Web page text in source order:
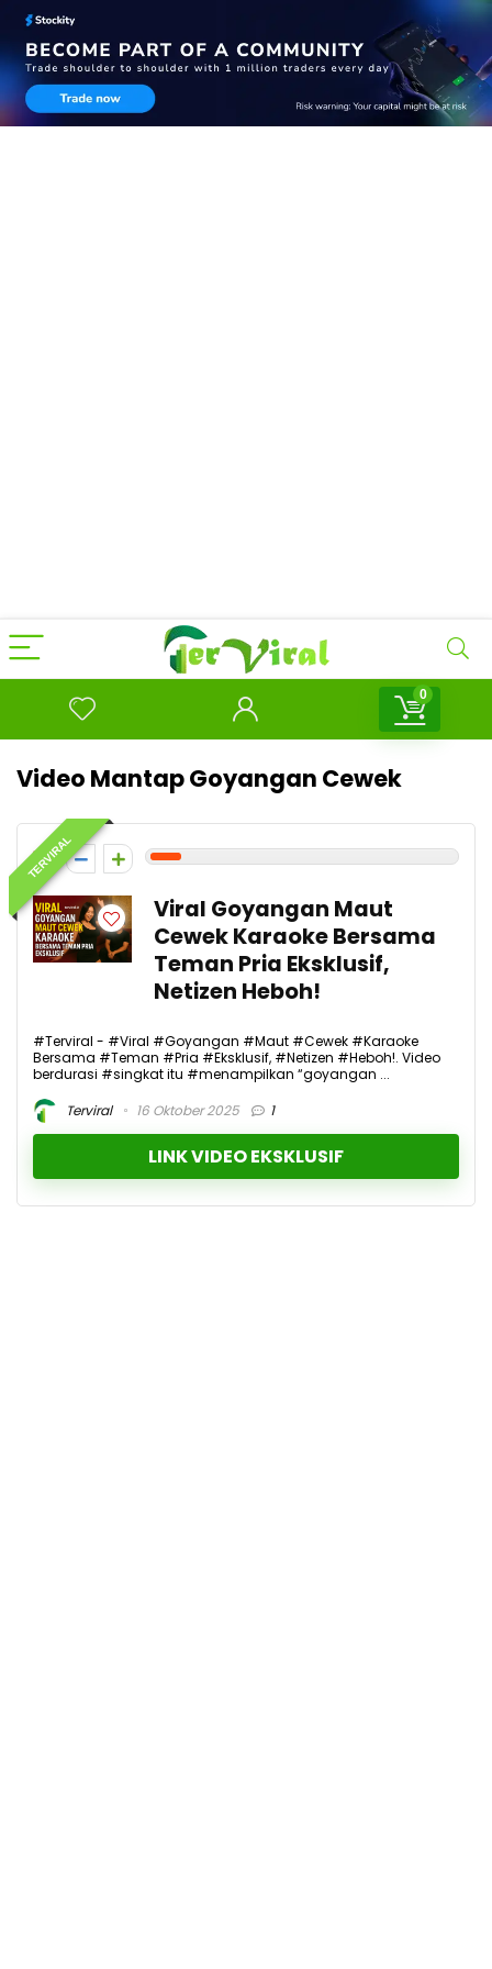
0
Video Mantap Goyangan Cewek
TERVIRAL
1
Viral Goyangan Maut
Cewek Karaoke Bersama
Teman Pria Eksklusif,
Netizen Heboh!
#Terviral - #Viral #Goyangan #Maut #Cewek #Karaoke
Bersama #Teman #Pria #Eksklusif, #Netizen #Heboh!. Video
berdurasi #singkat itu #menampilkan “goyangan ...
Terviral
16 Oktober 2025 1
LINK VIDEO EKSKLUSIF